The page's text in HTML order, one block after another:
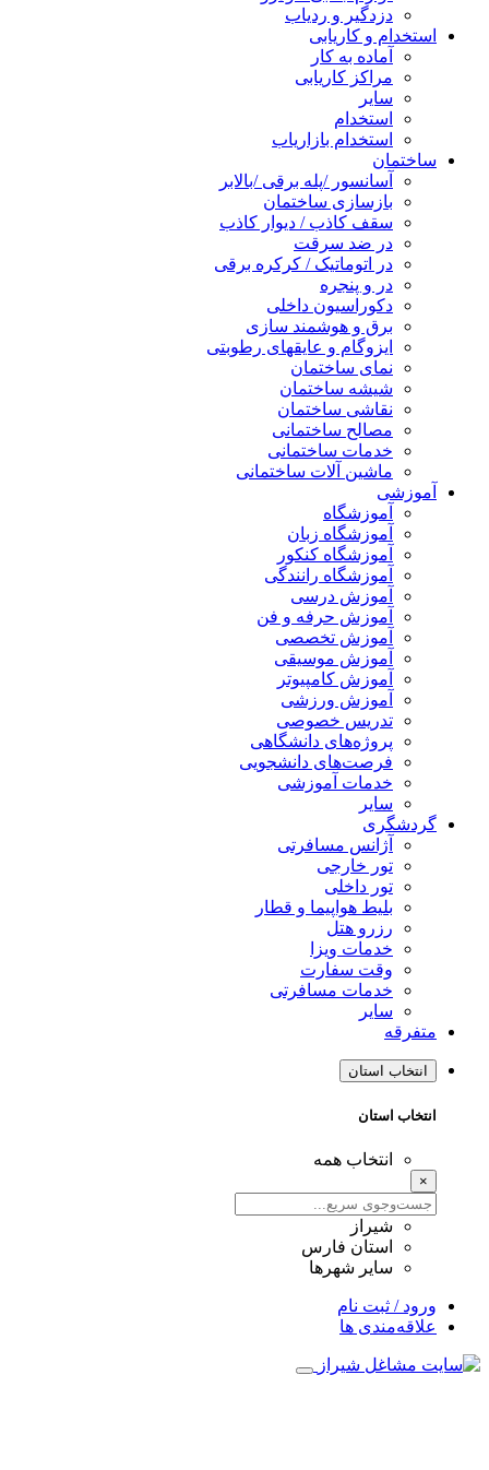
دزدگیر و ردیاب
استخدام و کاریابی
آماده به کار
مراکز کاریابی
سایر
استخدام
استخدام بازاریاب
ساختمان
آسانسور /پله برقی /بالابر
بازسازی ساختمان
سقف کاذب / دیوار کاذب
در ضد سرقت
در اتوماتیک / کرکره برقی
در و پنجره
دکوراسیون داخلی
برق و هوشمند سازی
ایزوگام و عایقهای رطوبتی
نمای ساختمان
شیشه ساختمان
نقاشی ساختمان
مصالح ساختمانی
خدمات ساختمانی
ماشین آلات ساختمانی
آموزشی
آموزشگاه
آموزشگاه زبان
آموزشگاه کنکور
آموزشگاه رانندگی
آموزش درسی
آموزش حرفه و فن
آموزش تخصصی
آموزش موسیقی
آموزش کامپیوتر
آموزش ورزشی
تدریس خصوصی
پروژه‌های دانشگاهی
فرصت‌های دانشجویی
خدمات آموزشی
سایر
گردشگری
آژانس مسافرتی
تور خارجی
تور داخلی
بلیط هواپیما و قطار
رزرو هتل
خدمات ویزا
وقت سفارت
خدمات مسافرتی
سایر
متفرقه
انتخاب استان
انتخاب استان
انتخاب همه
×
شیراز
استان فارس
سایر شهرها
ورود / ثبت نام
علاقه‌مندی ها